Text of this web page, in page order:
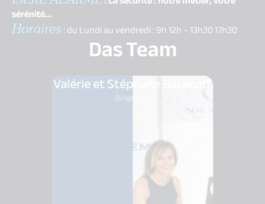
sérénité…
Horaires: du Lundi au vendredi : 9h 12h – 13h30 17h30
Das Team
Valérie et Stéphane Baranoff
Dirigeants